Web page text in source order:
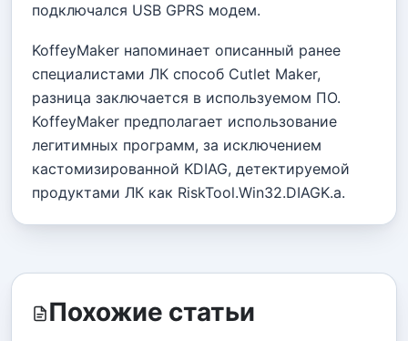
подключался USB GPRS модем.
KoffeyMaker напоминает описанный ранее
специалистами ЛК способ Cutlet Maker,
разница заключается в используемом ПО.
KoffeyMaker предполагает использование
легитимных программ, за исключением
кастомизированной KDIAG, детектируемой
продуктами ЛК как RiskTool.Win32.DIAGK.a.
Похожие статьи